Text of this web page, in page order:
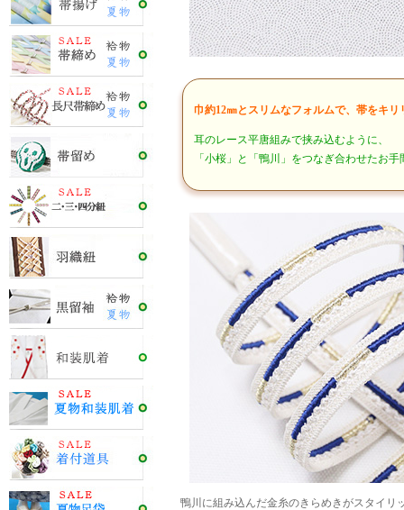
巾約12㎜とスリムなフォルムで、帯をキ
耳のレース平唐組みで挟み込むように、
「小桜」と「鴨川」をつなぎ合わせたお
鴨川に組み込んだ金糸のきらめきがスタイリ